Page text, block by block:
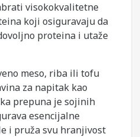
visokokvalitetne
koji osiguravaju da
proteina i utaže
meso, riba ili tofu
za napitak kao
prepuna je sojinih
esencijalne
i pruža svu hranjivost